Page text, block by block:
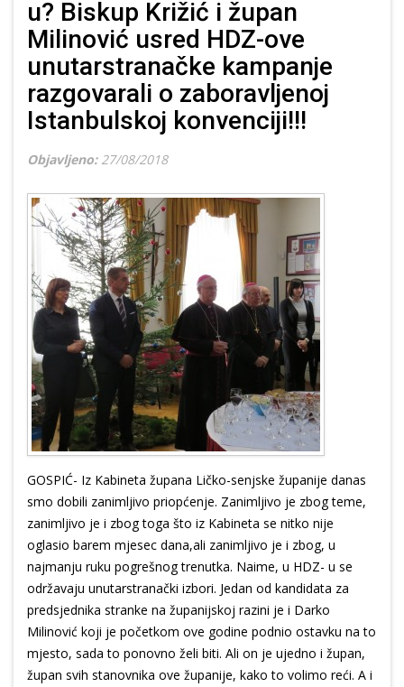
u? Biskup Križić i župan
Milinović usred HDZ-ove
unutarstranačke kampanje
razgovarali o zaboravljenoj
Istanbulskoj konvenciji!!!
Objavljeno: 27/08/2018
GOSPIĆ- Iz Kabineta župana Ličko-senjske županije danas
smo dobili zanimljivo priopćenje. Zanimljivo je zbog teme,
zanimljivo je i zbog toga što iz Kabineta se nitko nije
oglasio barem mjesec dana,ali zanimljivo je i zbog, u
najmanju ruku pogrešnog trenutka. Naime, u HDZ- u se
održavaju unutarstranački izbori. Jedan od kandidata za
predsjednika stranke na županijskoj razini je i Darko
Milinović koji je početkom ove godine podnio ostavku na to
mjesto, sada to ponovno želi biti. Ali on je ujedno i župan,
župan svih stanovnika ove županije, kako to volimo reći. A i